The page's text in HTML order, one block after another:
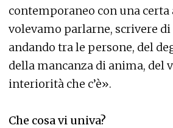
contemporaneo con una certa
volevamo parlarne, scrivere di
andando tra le persone, del
della mancanza di anima, del
interiorità che c’è».
Che cosa vi univa?